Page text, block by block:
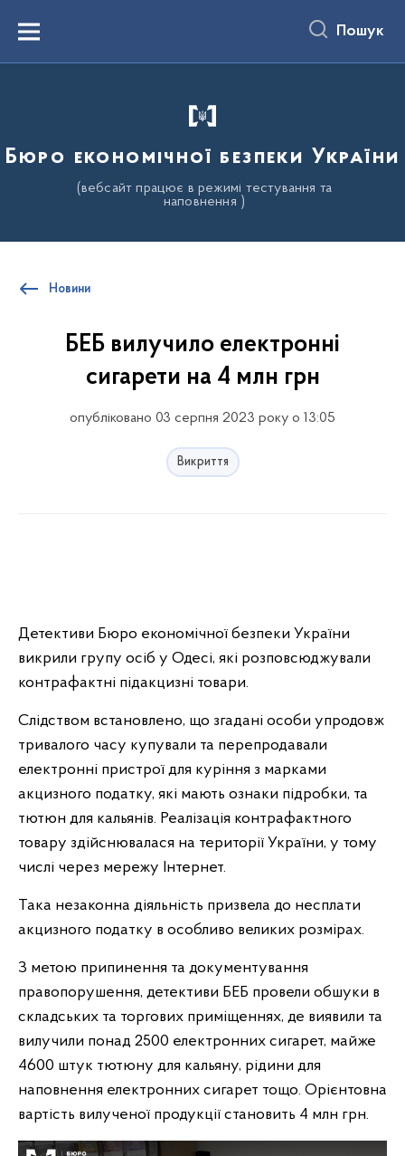
вмістуMenu Пошук
Бюро економічної безпеки України
(вебсайт працює в режимі тестування та
наповнення )
Новини
БЕБ вилучило електронні
сигарети на 4 млн грн
опубліковано 03 серпня 2023 року о 13:05
Викриття
Детективи Бюро економічної безпеки України
викрили групу осіб у Одесі, які розповсюджували
контрафактні підакцизні товари.
Слідством встановлено, що згадані особи упродовж
тривалого часу купували та перепродавали
електронні пристрої для куріння з марками
акцизного податку, які мають ознаки підробки, та
тютюн для кальянів. Реалізація контрафактного
товару здійснювалася на території України, у тому
числі через мережу Інтернет.
Така незаконна діяльність призвела до несплати
акцизного податку в особливо великих розмірах.
З метою припинення та документування
правопорушення, детективи БЕБ провели обшуки в
складських та торгових приміщеннях, де виявили та
вилучили понад 2500 електронних сигарет, майже
4600 штук тютюну для кальяну, рідини для
наповнення електронних сигарет тощо. Орієнтовна
вартість вилученої продукції становить 4 млн грн.